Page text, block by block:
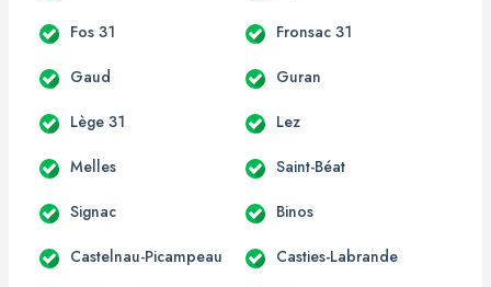
Fos 31 Fronsac 31
Gaud Guran
Lège 31 Lez
Melles Saint-Béat
Signac Binos
Castelnau-Picampeau Casties-Labrande